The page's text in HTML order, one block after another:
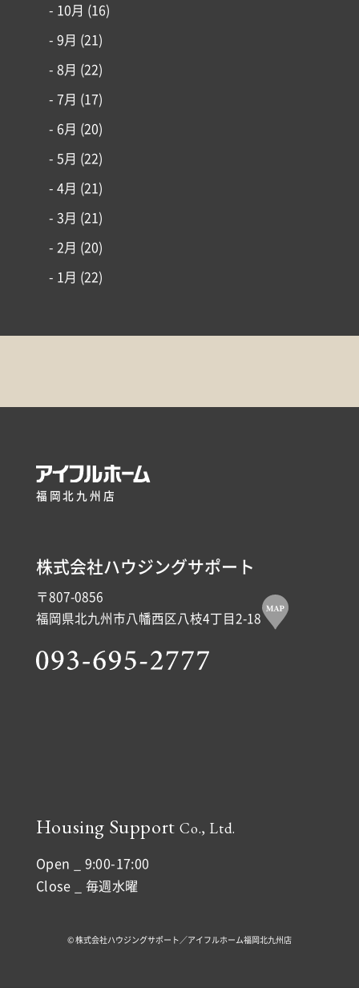
- 10月 (16)
- 9月 (21)
- 8月 (22)
- 7月 (17)
- 6月 (20)
- 5月 (22)
- 4月 (21)
- 3月 (21)
- 2月 (20)
- 1月 (22)
福岡北九州店
株式会社ハウジングサポート
〒807-0856
福岡県北九州市八幡西区八枝4丁目2-18
Housing SupportCo., Ltd.
Open _ 9:00-17:00
Close _ 毎週水曜
© 株式会社ハウジングサポート／アイフルホーム福岡北九州店